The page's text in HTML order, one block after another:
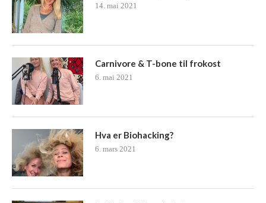
14. mai 2021
Carnivore & T-bone til frokost
6. mai 2021
Hva er Biohacking?
6. mars 2021